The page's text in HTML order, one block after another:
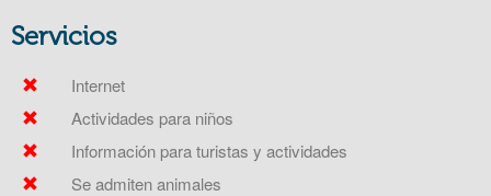
Servicios
Internet
Actividades para niños
Información para turistas y actividades
Se admiten animales